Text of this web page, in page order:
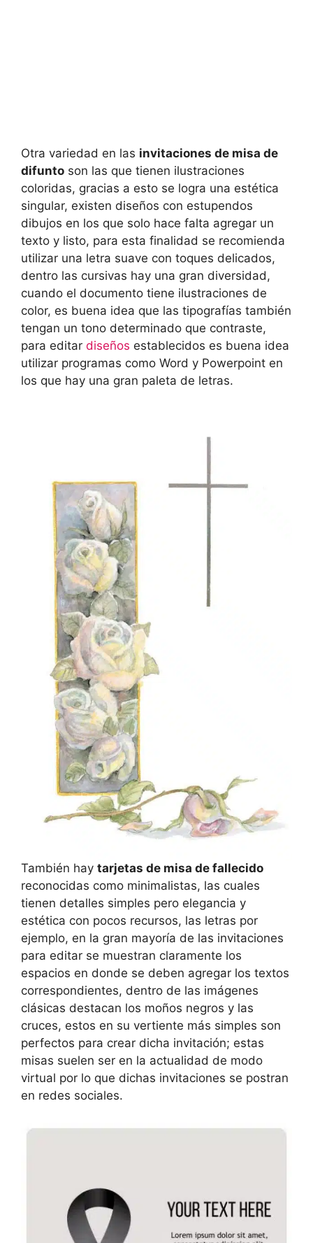
Otra variedad en las invitaciones de misa de
difunto son las que tienen ilustraciones
coloridas, gracias a esto se logra una estética
singular, existen diseños con estupendos
dibujos en los que solo hace falta agregar un
texto y listo, para esta finalidad se recomienda
utilizar una letra suave con toques delicados,
dentro las cursivas hay una gran diversidad,
cuando el documento tiene ilustraciones de
color, es buena idea que las tipografías también
tengan un tono determinado que contraste,
para editar diseños establecidos es buena idea
utilizar programas como Word y Powerpoint en
los que hay una gran paleta de letras.
También hay tarjetas de misa de fallecido
reconocidas como minimalistas, las cuales
tienen detalles simples pero elegancia y
estética con pocos recursos, las letras por
ejemplo, en la gran mayoría de las invitaciones
para editar se muestran claramente los
espacios en donde se deben agregar los textos
correspondientes, dentro de las imágenes
clásicas destacan los moños negros y las
cruces, estos en su vertiente más simples son
perfectos para crear dicha invitación; estas
misas suelen ser en la actualidad de modo
virtual por lo que dichas invitaciones se postran
en redes sociales.